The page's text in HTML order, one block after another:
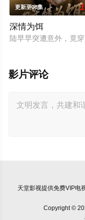
更新至08集
深情为饵
陆早早突遭意外，竟
影片评论
天堂影视提供免费VIP电
Copyright ©